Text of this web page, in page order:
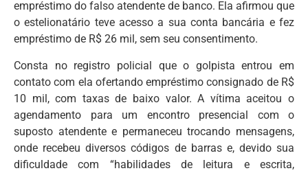
empréstimo do falso atendente de banco. Ela afirmou que
o estelionatário teve acesso a sua conta bancária e fez
empréstimo de R$ 26 mil, sem seu consentimento.
Consta no registro policial que o golpista entrou em
contato com ela ofertando empréstimo consignado de R$
10 mil, com taxas de baixo valor. A vítima aceitou o
agendamento para um encontro presencial com o
suposto atendente e permaneceu trocando mensagens,
onde recebeu diversos códigos de barras e, devido sua
dificuldade com “habilidades de leitura e escrita,